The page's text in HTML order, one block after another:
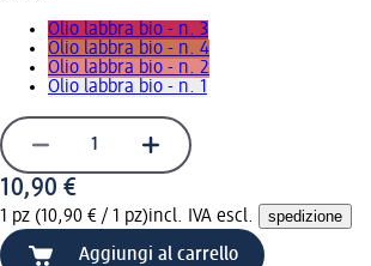
Olio labbra bio - n. 3
Olio labbra bio - n. 4
Olio labbra bio - n. 2
Olio labbra bio - n. 1
10,90 €
1 pz (10,90 € / 1 pz)incl. IVA escl. spedizione
Aggiungi al carrello